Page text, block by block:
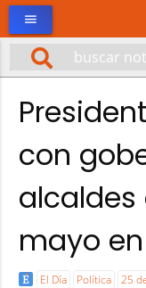
menu
con
alcaldes
mayo
El Día Política 25